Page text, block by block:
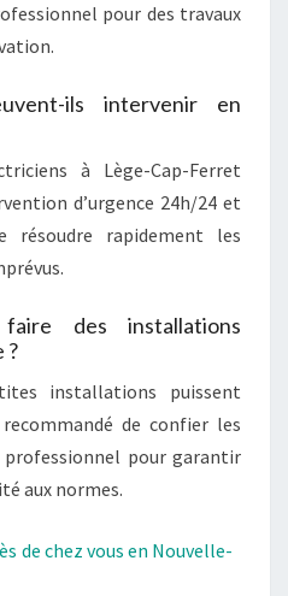
pour des travaux
ils intervenir en
à Lège-Cap-Ferret
d’urgence 24h/24 et
rapidement les
des installations
?
installations puissent
de confier les
pour garantir
aux normes.
de chez vous en Nouvelle-